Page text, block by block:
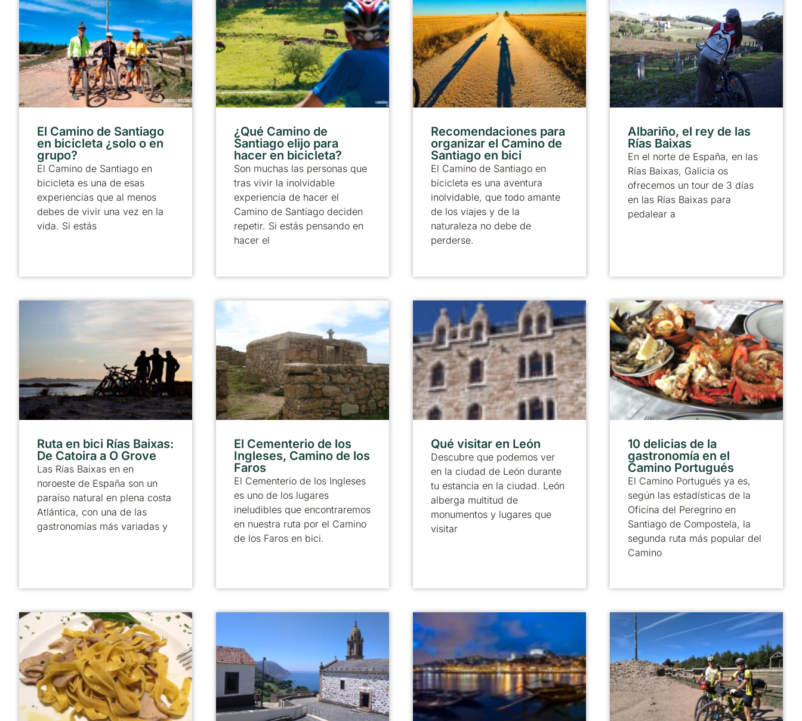
El Camino de Santiago
en bicicleta ¿solo o en
grupo?
El Camino de Santiago en
bicicleta es una de esas
experiencias que al menos
debes de vivir una vez en la
vida. Si estás
¿Qué Camino de
Santiago elijo para
hacer en bicicleta?
Son muchas las personas que
tras vivir la inolvidable
experiencia de hacer el
Camino de Santiago deciden
repetir. Si estás pensando en
hacer el
Recomendaciones para
organizar el Camino de
Santiago en bici
El Camino de Santiago en
bicicleta es una aventura
inolvidable, que todo amante
de los viajes y de la
naturaleza no debe de
perderse.
Albariño, el rey de las
Rías Baixas
En el norte de España, en las
Rías Baixas, Galicia os
ofrecemos un tour de 3 días
en las Rías Baixas para
pedalear a
Ruta en bici Rías Baixas:
De Catoira a O Grove
Las Rías Baixas en en
noroeste de España son un
paraíso natural en plena costa
Atlántica, con una de las
gastronomías más variadas y
El Cementerio de los
Ingleses, Camino de los
Faros
El Cementerio de los Ingleses
es uno de los lugares
ineludibles que encontraremos
en nuestra ruta por el Camino
de los Faros en bici.
Qué visitar en León
Descubre que podemos ver
en la ciudad de León durante
tu estancia en la ciudad. León
alberga multitud de
monumentos y lugares que
visitar
10 delicias de la
gastronomía en el
Camino Portugués
El Camino Portugués ya es,
según las estadísticas de la
Oficina del Peregrino en
Santiago de Compostela, la
segunda ruta más popular del
Camino